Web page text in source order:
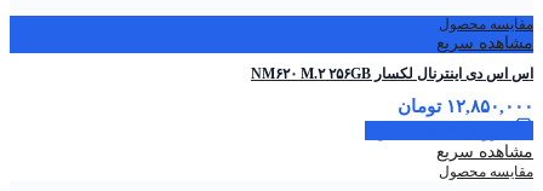
مقایسه محصول
مشاهده سریع
اس ‌اس ‌دی اینترنال لکسار NM۶۲۰ M.۲ ۲۵۶GB
۱۲,۸۵۰,۰۰۰ تومان
مشاهده سریع
مقایسه محصول